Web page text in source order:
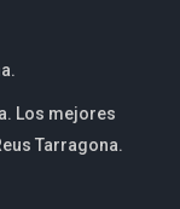
Los mejores
Tarragona.